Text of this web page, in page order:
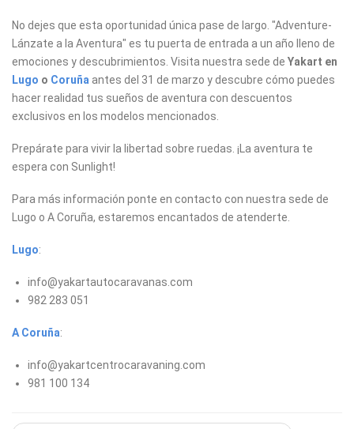
No dejes que esta oportunidad única pase de largo. "Adventure-
Lánzate a la Aventura" es tu puerta de entrada a un año lleno de
emociones y descubrimientos. Visita nuestra sede de Yakart en
Lugo o Coruña antes del 31 de marzo y descubre cómo puedes
hacer realidad tus sueños de aventura con descuentos
exclusivos en los modelos mencionados.
Prepárate para vivir la libertad sobre ruedas. ¡La aventura te
espera con Sunlight!
Para más información ponte en contacto con nuestra sede de
Lugo o A Coruña, estaremos encantados de atenderte.
Lugo:
info@yakartautocaravanas.com
982 283 051
A Coruña:
info@yakartcentrocaravaning.com
981 100 134